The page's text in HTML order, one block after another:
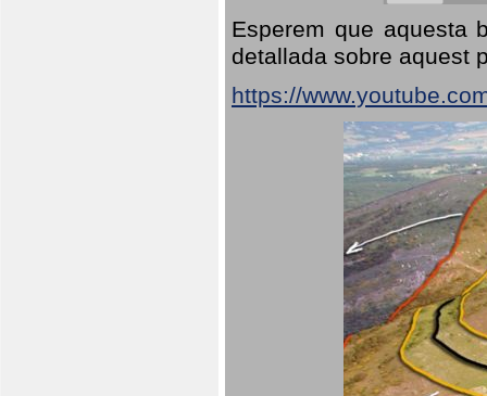
Esperem que aquesta
detallada sobre aquest
https://